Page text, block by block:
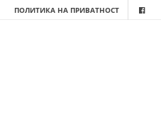
ПОЛИТИКА НА ПРИВАТНОСТ